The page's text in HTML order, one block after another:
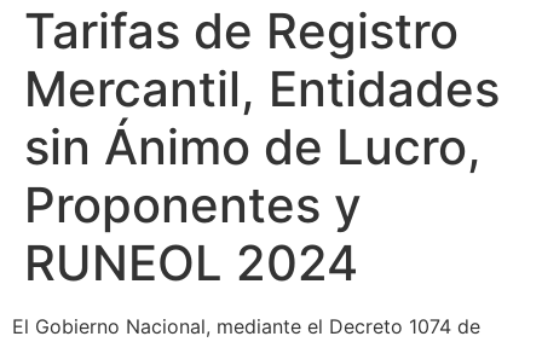
Tarifas de Registro
Mercantil, Entidades
sin Ánimo de Lucro,
Proponentes y
RUNEOL 2024
El Gobierno Nacional, mediante el Decreto 1074 de